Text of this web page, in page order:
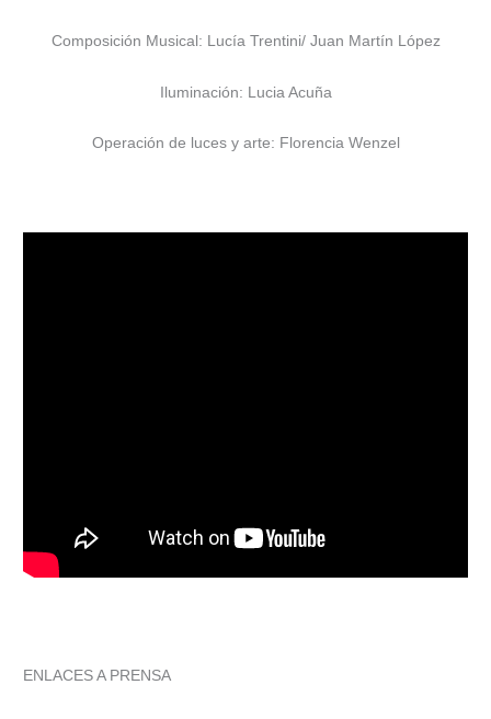
Composición Musical: Lucía Trentini/ Juan Martín López
Iluminación: Lucia Acuña
Operación de luces y arte: Florencia Wenzel
ENLACES A PRENSA